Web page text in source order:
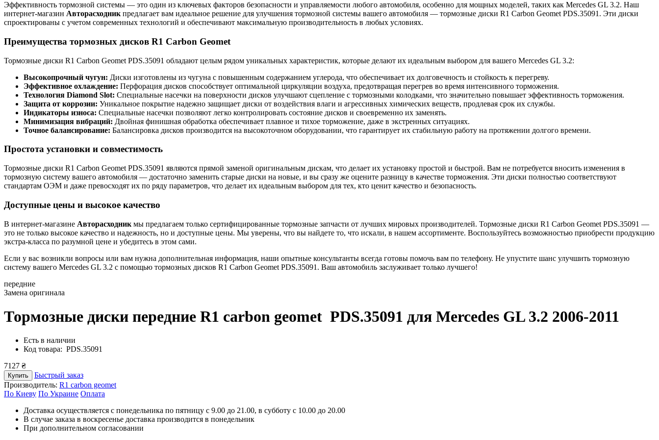
Эффективность тормозной системы — это один из ключевых факторов безопасности и управляемости любого автомобиля, особенно для мощных моделей, таких как Mercedes GL 3.2. Наш
интернет-магазин Авторасходник предлагает вам идеальное решение для улучшения тормозной системы вашего автомобиля — тормозные диски R1 Carbon Geomet PDS.35091. Эти диски
спроектированы с учетом современных технологий и обеспечивают максимальную производительность в любых условиях.
Преимущества тормозных дисков R1 Carbon Geomet
Тормозные диски R1 Carbon Geomet PDS.35091 обладают целым рядом уникальных характеристик, которые делают их идеальным выбором для вашего Mercedes GL 3.2:
Высокопрочный чугун: Диски изготовлены из чугуна с повышенным содержанием углерода, что обеспечивает их долговечность и стойкость к перегреву.
Эффективное охлаждение: Перфорация дисков способствует оптимальной циркуляции воздуха, предотвращая перегрев во время интенсивного торможения.
Технология Diamond Slot: Специальные насечки на поверхности дисков улучшают сцепление с тормозными колодками, что значительно повышает эффективность торможения.
Защита от коррозии: Уникальное покрытие надежно защищает диски от воздействия влаги и агрессивных химических веществ, продлевая срок их службы.
Индикаторы износа: Специальные насечки позволяют легко контролировать состояние дисков и своевременно их заменять.
Минимизация вибраций: Двойная финишная обработка обеспечивает плавное и тихое торможение, даже в экстренных ситуациях.
Точное балансирование: Балансировка дисков производится на высокоточном оборудовании, что гарантирует их стабильную работу на протяжении долгого времени.
Простота установки и совместимость
Тормозные диски R1 Carbon Geomet PDS.35091 являются прямой заменой оригинальным дискам, что делает их установку простой и быстрой. Вам не потребуется вносить изменения в
тормозную систему вашего автомобиля — достаточно заменить старые диски на новые, и вы сразу же оцените разницу в качестве торможения. Эти диски полностью соответствуют
стандартам ОЭМ и даже превосходят их по ряду параметров, что делает их идеальным выбором для тех, кто ценит качество и безопасность.
Доступные цены и высокое качество
В интернет-магазине Авторасходник мы предлагаем только сертифицированные тормозные запчасти от лучших мировых производителей. Тормозные диски R1 Carbon Geomet PDS.35091 —
это не только высокое качество и надежность, но и доступные цены. Мы уверены, что вы найдете то, что искали, в нашем ассортименте. Воспользуйтесь возможностью приобрести продукцию
экстра-класса по разумной цене и убедитесь в этом сами.
Если у вас возникли вопросы или вам нужна дополнительная информация, наши опытные консультанты всегда готовы помочь вам по телефону. Не упустите шанс улучшить тормозную
систему вашего Mercedes GL 3.2 с помощью тормозных дисков R1 Carbon Geomet PDS.35091. Ваш автомобиль заслуживает только лучшего!
передние
Замена оригинала
Тормозные диски передние R1 carbon geomet PDS.35091 для Mercedes GL 3.2 2006-2011
Есть в наличии
Код товара: PDS.35091
7127 ₴
Купить
Быстрый заказ
Производитель: R1 carbon geomet
По Киеву По Украине Оплата
Доставка осуществляется с понедельника по пятницу с 9.00 до 21.00, в субботу с 10.00 до 20.00
В случае заказа в воскресенье доставка производится в понедельник
При дополнительном согласовании